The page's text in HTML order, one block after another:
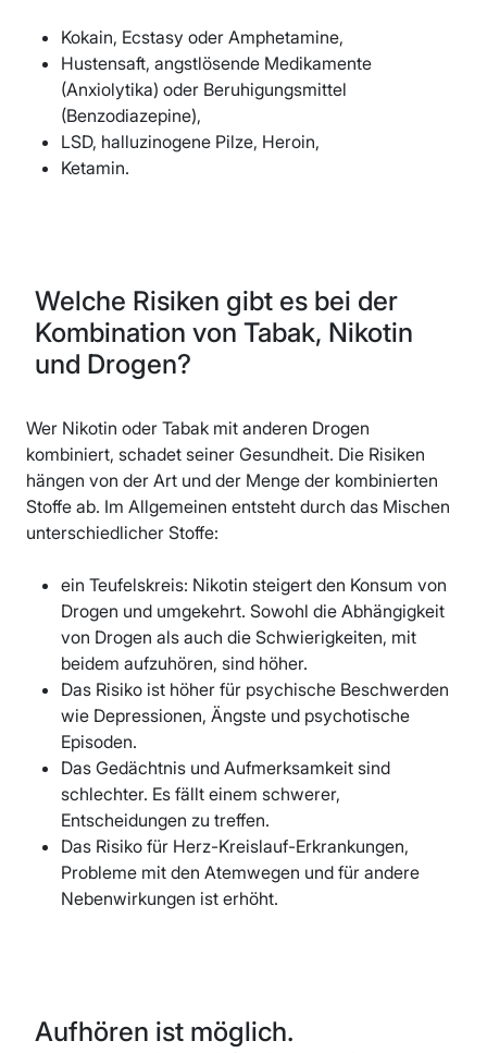
Kokain, Ecstasy oder Amphetamine,
Hustensaft, angstlösende Medikamente
(Anxiolytika) oder Beruhigungsmittel
(Benzodiazepine),
LSD, halluzinogene Pilze, Heroin,
Ketamin.
Welche Risiken gibt es bei der
Kombination von Tabak, Nikotin
und Drogen?
Wer Nikotin oder Tabak mit anderen Drogen
kombiniert, schadet seiner Gesundheit. Die Risiken
hängen von der Art und der Menge der kombinierten
Stoffe ab. Im Allgemeinen entsteht durch das Mischen
unterschiedlicher Stoffe:
ein Teufelskreis: Nikotin steigert den Konsum von
Drogen und umgekehrt. Sowohl die Abhängigkeit
von Drogen als auch die Schwierigkeiten, mit
beidem aufzuhören, sind höher.
Das Risiko ist höher für psychische Beschwerden
wie Depressionen, Ängste und psychotische
Episoden.
Das Gedächtnis und Aufmerksamkeit sind
schlechter. Es fällt einem schwerer,
Entscheidungen zu treffen.
Das Risiko für Herz-Kreislauf-Erkrankungen,
Probleme mit den Atemwegen und für andere
Nebenwirkungen ist erhöht.
Aufhören ist möglich.